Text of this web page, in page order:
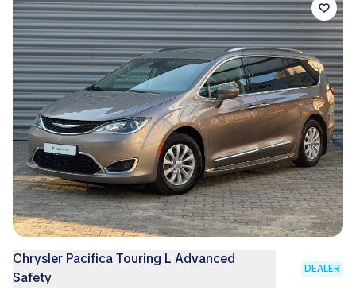
Chrysler Pacifica Touring L Advanced
Safety
DEALER